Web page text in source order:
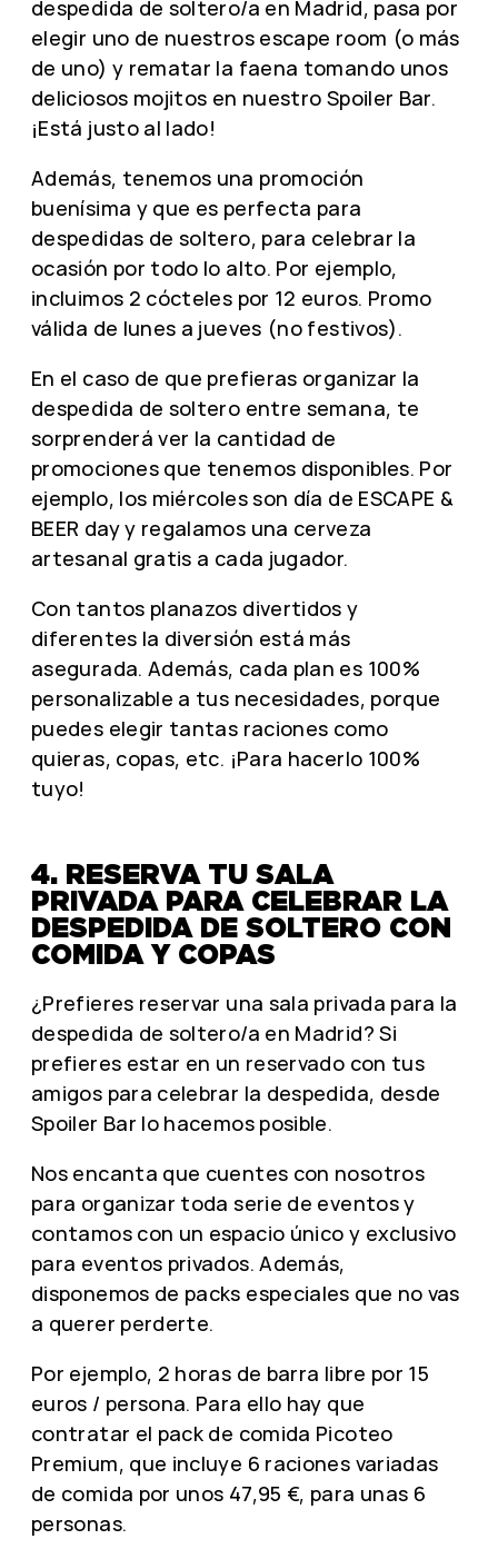
despedida de soltero/a en Madrid, pasa por
elegir uno de nuestros escape room (o más
de uno) y rematar la faena tomando unos
deliciosos mojitos en nuestro Spoiler Bar.
¡Está justo al lado!
Además, tenemos una promoción
buenísima y que es perfecta para
despedidas de soltero, para celebrar la
ocasión por todo lo alto. Por ejemplo,
incluimos 2 cócteles por 12 euros. Promo
válida de lunes a jueves (no festivos).
En el caso de que prefieras organizar la
despedida de soltero entre semana, te
sorprenderá ver la cantidad de
promociones que tenemos disponibles. Por
ejemplo, los miércoles son día de ESCAPE &
BEER day y regalamos una cerveza
artesanal gratis a cada jugador.
Con tantos planazos divertidos y
diferentes la diversión está más
asegurada. Además, cada plan es 100%
personalizable a tus necesidades, porque
puedes elegir tantas raciones como
quieras, copas, etc. ¡Para hacerlo 100%
tuyo!
4. RESERVA TU SALA
PRIVADA PARA CELEBRAR LA
DESPEDIDA DE SOLTERO CON
COMIDA Y COPAS
¿Prefieres reservar una sala privada para la
despedida de soltero/a en Madrid? Si
prefieres estar en un reservado con tus
amigos para celebrar la despedida, desde
Spoiler Bar lo hacemos posible.
Nos encanta que cuentes con nosotros
para organizar toda serie de eventos y
contamos con un espacio único y exclusivo
para eventos privados. Además,
disponemos de packs especiales que no vas
a querer perderte.
Por ejemplo, 2 horas de barra libre por 15
euros / persona. Para ello hay que
contratar el pack de comida Picoteo
Premium, que incluye 6 raciones variadas
de comida por unos 47,95 €, para unas 6
personas.